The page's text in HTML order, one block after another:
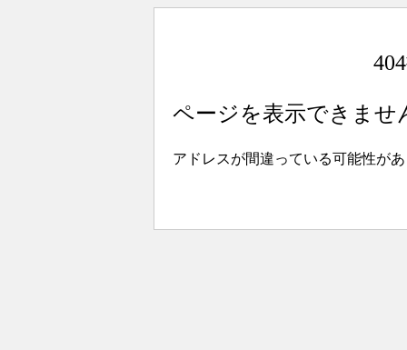
ページを表示できませ
アドレスが間違っている可能性が